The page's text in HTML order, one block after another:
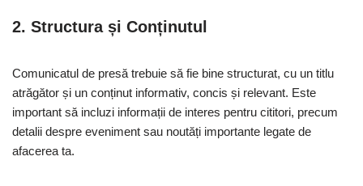
2. Structura și Conținutul
Comunicatul de presă trebuie să fie bine structurat, cu un titlu
atrăgător și un conținut informativ, concis și relevant. Este
important să incluzi informații de interes pentru cititori, precum
detalii despre eveniment sau noutăți importante legate de
afacerea ta.